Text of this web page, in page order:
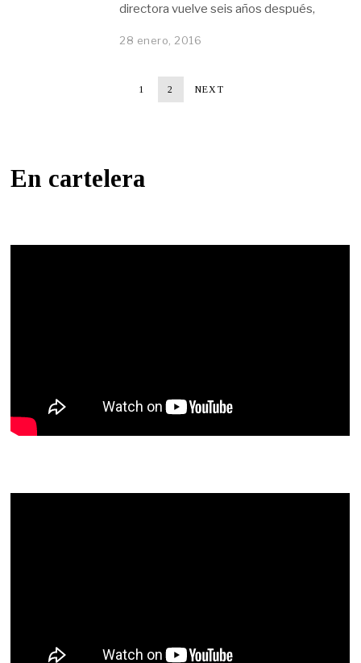
directora vuelve seis años después,
28 enero, 2016
1 2 NEXT
En cartelera